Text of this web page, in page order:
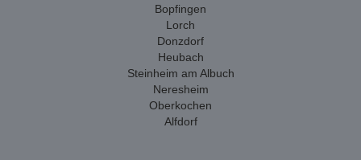
Bopfingen
Lorch
Donzdorf
Heubach
Steinheim am Albuch
Neresheim
Oberkochen
Alfdorf